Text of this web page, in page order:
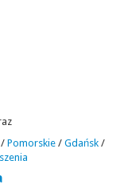
/ Pomorskie / Gdańsk /